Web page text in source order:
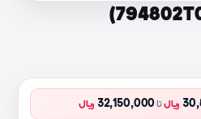
ریالتا32,150,000 ریال